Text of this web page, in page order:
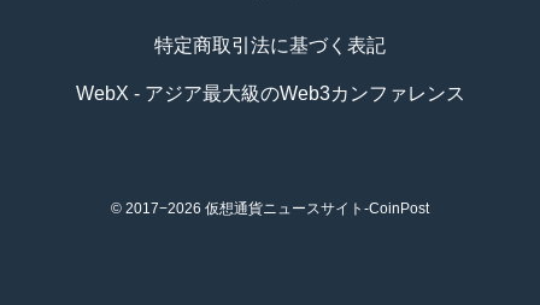
特定商取引法に基づく表記
WebX - アジア最大級のWeb3カンファレンス
© 2017−2026 仮想通貨ニュースサイト-CoinPost